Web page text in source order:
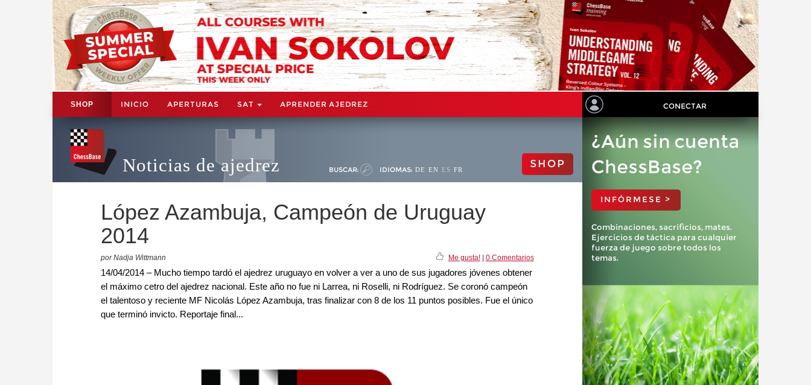
SHOP INICIO APERTURAS SAT APRENDER AJEDREZ CONECTAR
Noticias de ajedrez BUSCAR: IDIOMAS: DE EN ES FR SHOP
López Azambuja, Campeón de Uruguay
2014
por Nadja Wittmann Me gusta!| 0 Comentarios
14/04/2014 – Mucho tiempo tardó el ajedrez uruguayo en volver a ver a uno de sus jugadores jóvenes obtener
el máximo cetro del ajedrez nacional. Este año no fue ni Larrea, ni Roselli, ni Rodríguez. Se coronó campeón
el talentoso y reciente MF Nicolás López Azambuja, tras finalizar con 8 de los 11 puntos posibles. Fue el único
que terminó invicto. Reportaje final...
¿Aún sin cuenta
ChessBase?
INFÓRMESE >
Combinaciones, sacrificios, mates.
Ejercicios de táctica para cualquier
fuerza de juego sobre todos los
temas.